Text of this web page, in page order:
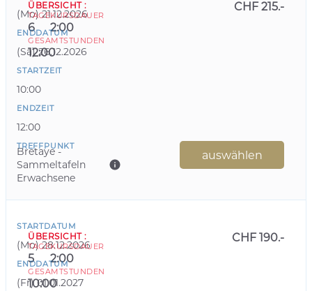
(Mo) 21.12.2026
ENDDATUM
(Sa) 26.12.2026
STARTZEIT
10:00
ENDZEIT
12:00
TREFFPUNKT
Bretaye -
Sammeltafeln
Erwachsene
ÜBERSICHT :
TAGE
6
KURSDAUER
2:00
GESAMTSTUNDEN
12:00
CHF 215.-
auswählen
STARTDATUM
(Mo) 28.12.2026
ENDDATUM
(Fr) 01.01.2027
ÜBERSICHT :
TAGE
5
KURSDAUER
2:00
GESAMTSTUNDEN
10:00
CHF 190.-